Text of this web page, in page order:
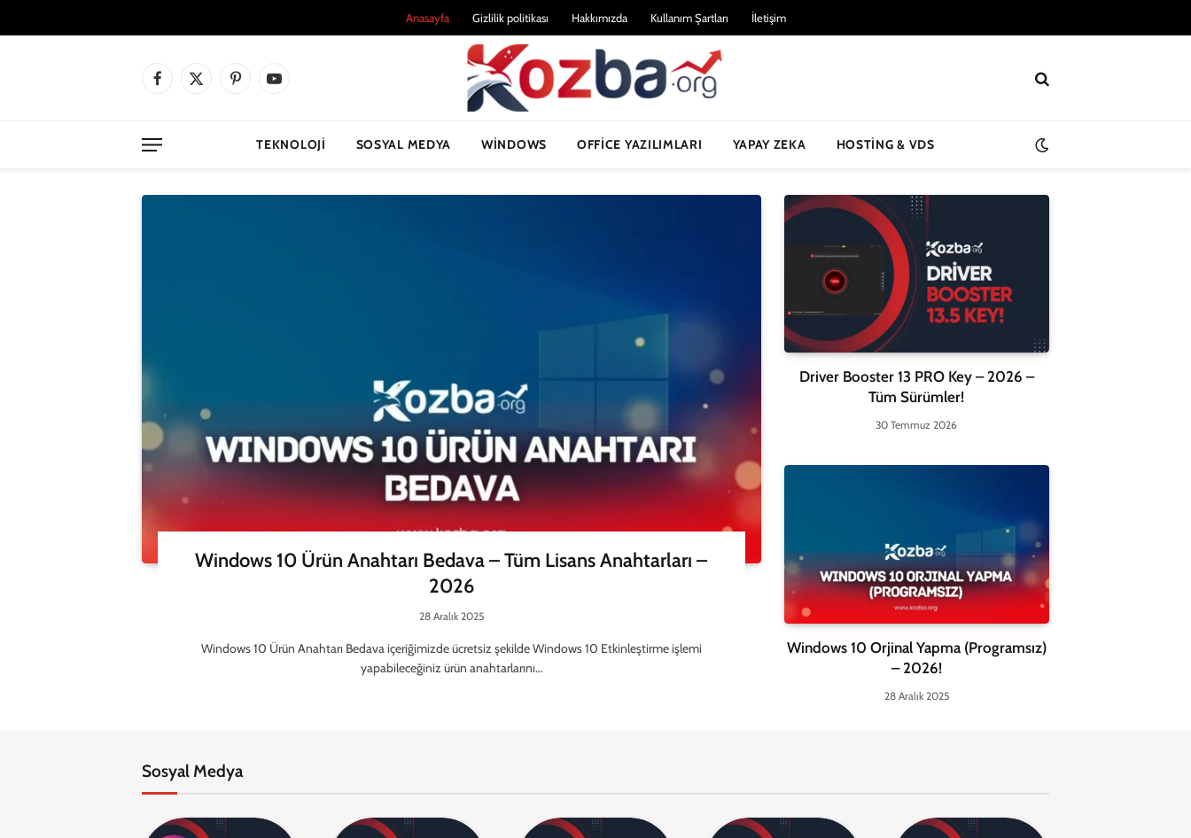
Anasayfa Gizlilik politikası Hakkımızda Kullanım Şartları İletişim
Facebook
X
PinterestYouTube
TEKNOLOJI SOSYAL MEDYA WINDOWS OFFICE YAZILIMLARI YAPAY ZEKA HOSTING & VDS
Windows 10 Ürün Anahtarı Bedava – Tüm Lisans Anahtarları –
2026
28 Aralık 2025
Windows 10 Ürün Anahtarı Bedava içeriğimizde ücretsiz şekilde Windows 10 Etkinleştirme işlemi
yapabileceğiniz ürün anahtarlarını…
Driver Booster 13 PRO Key – 2026 –
Tüm Sürümler!
30 Temmuz 2026
Windows 10 Orjinal Yapma (Programsız)
– 2026!
28 Aralık 2025
Sosyal Medya